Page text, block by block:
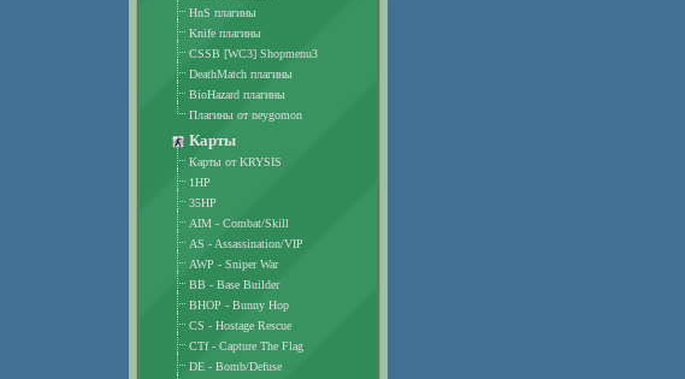
HnS плагины
Knife плагины
CSSB [WC3] Shopmenu3
DeathMatch плагины
BioHazard плагины
Плагины от neygomon
Карты
Карты от KRYSIS
1HP
35HP
AIM - Combat/Skill
AS - Assassination/VIP
AWP - Sniper War
BB - Base Builder
BHOP - Bunny Hop
CS - Hostage Rescue
CTf - Capture The Flag
DE - Bomb/Defuse